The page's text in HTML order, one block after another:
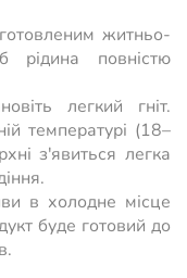
житньо-
повністю
легкий гніт.
температурі (18–
з'явиться легка
в холодне місце
буде готовий до